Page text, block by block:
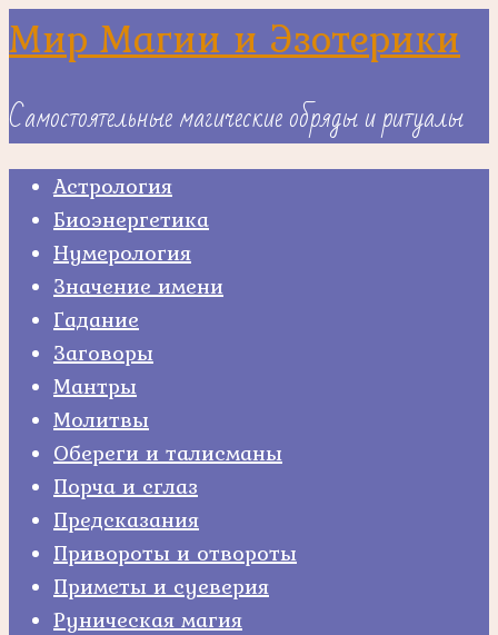
Skip
to
Мир Магии и Эзотерики
Самостоятельные магические обряды и ритуалы
Астрология
Биоэнергетика
Нумерология
Значение имени
Гадание
Заговоры
Мантры
Молитвы
Обереги и талисманы
Порча и сглаз
Предсказания
Привороты и отвороты
Приметы и суеверия
Руническая магия